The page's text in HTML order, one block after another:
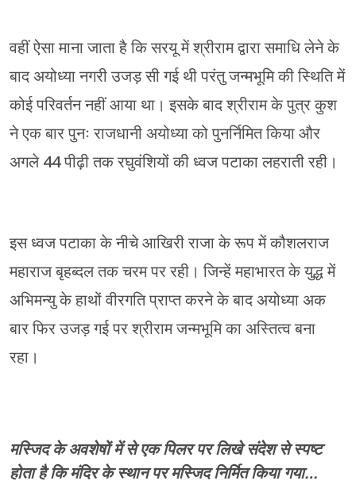
वहीं ऐसा माना जाता है कि सरयू में श्रीराम द्वारा समाधि लेने के
बाद अयोध्या नगरी उजड़ सी गई थी परंतु जन्मभूमि की स्थिति में
कोई परिवर्तन नहीं आया था। इसके बाद श्रीराम के पुत्र कुश
ने एक बार पुनः राजधानी अयोध्या को पुनर्निमित किया और
अगले 44 पीढ़ी तक रघुवंशियों की ध्वज पटाका लहराती रही।
इस ध्वज पटाका के नीचे आखिरी राजा के रूप में कौशलराज
महाराज बृहब्दल तक चरम पर रही। जिन्हें महाभारत के युद्ध में
अभिमन्यु के हाथों वीरगति प्राप्त करने के बाद अयोध्या अक
बार फिर उजड़ गई पर श्रीराम जन्मभूमि का अस्तित्व बना
रहा।
मस्जिद के अवशेषों में से एक पिलर पर लिखे संदेश से स्पष्ट
होता है कि मंदिर के स्थान पर मस्जिद निर्मित किया गया…